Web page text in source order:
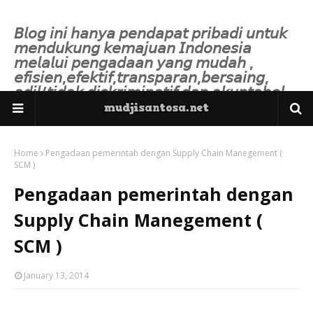
𝘉𝘭𝘰𝘨 𝘪𝘯𝘪 𝘩𝘢𝘯𝘺𝘢 𝘱𝘦𝘯𝘥𝘢𝘱𝘢𝘵 𝘱𝘳𝘪𝘣𝘢𝘥𝘪 𝘶𝘯𝘵𝘶𝘬
𝘮𝘦𝘯𝘥𝘶𝘬𝘶𝘯𝘨 𝘬𝘦𝘮𝘢𝘫𝘶𝘢𝘯 𝘐𝘯𝘥𝘰𝘯𝘦𝘴𝘪𝘢
𝘮𝘦𝘭𝘢𝘭𝘶𝘪 𝘱𝘦𝘯𝘨𝘢𝘥𝘢𝘢𝘯 𝘺𝘢𝘯𝘨 𝘮𝘶𝘥𝘢𝘩 ,
𝘦𝘧𝘪𝘴𝘪𝘦𝘯,𝘦𝘧𝘦𝘬𝘵𝘪𝘧,𝘵𝘳𝘢𝘯𝘴𝘱𝘢𝘳𝘢𝘯,𝘣𝘦𝘳𝘴𝘢𝘪𝘯𝘨,
𝘢𝘥𝘪𝘭/𝘵𝘪𝘥𝘢𝘬 𝘥𝘪𝘴𝘬𝘳𝘪𝘮𝘪𝘯𝘢𝘵𝘪𝘧 𝘥𝘢𝘯 𝘢𝘬𝘶𝘯𝘵𝘢𝘣𝘦𝘭.
Home
Pengadaan pemerintah dengan Supply Chain Manegement (
SCM )
Pengadaan pemerintah dengan
Supply Chain Manegement (
SCM )
January 13, 2014